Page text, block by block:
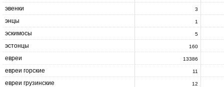
эвенки 3
энцы 1
эскимосы 5
эстонцы 160
евреи 13386
евреи горские 11
евреи грузинские 12